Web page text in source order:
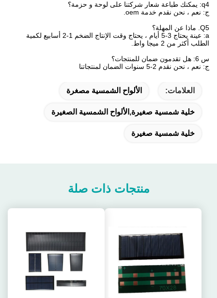
q4: يمكنك طباعة شعار شركتنا على لوحة و حزمة؟
ج: نعم ، نحن نقدم خدمة oem.
Q5. ماذا عن المهلة؟
a: عينة يحتاج 3-5 أيام ، يحتاج وقت الإنتاج الضخم 1-2 أسابيع لكمية
الطلب أكثر من 2 ميجا واط.
س 6: هل تقدمون ضمان للمنتجات؟
ج: نعم ، نحن نقدم 2-5 سنوات الضمان لمنتجاتنا
العلامات: الألواح الشمسية مصغرة
خلية شمسية صغيرة,الألواح الشمسية الصغيرة
خلية شمسية صغيرة
منتجات ذات صلة